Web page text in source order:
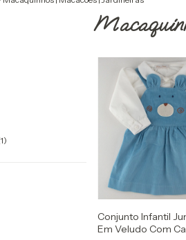
Conjunto Infantil
Em Veludo Com